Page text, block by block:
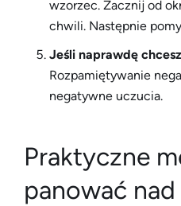
wzorzec. Zacznij od
chwili. Następnie
Jeśli naprawdę
Rozpamiętywanie
negatywne uczucia.
Praktyczne
panować